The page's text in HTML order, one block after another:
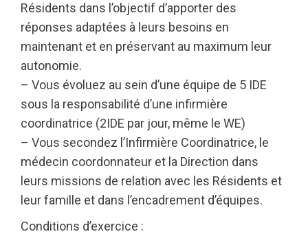
Résidents dans l’objectif d’apporter des
réponses adaptées à leurs besoins en
maintenant et en préservant au maximum leur
autonomie.
– Vous évoluez au sein d’une équipe de 5 IDE
sous la responsabilité d’une infirmière
coordinatrice (2IDE par jour, même le WE)
– Vous secondez l’Infirmière Coordinatrice, le
médecin coordonnateur et la Direction dans
leurs missions de relation avec les Résidents et
leur famille et dans l’encadrement d’équipes.
Conditions d’exercice :